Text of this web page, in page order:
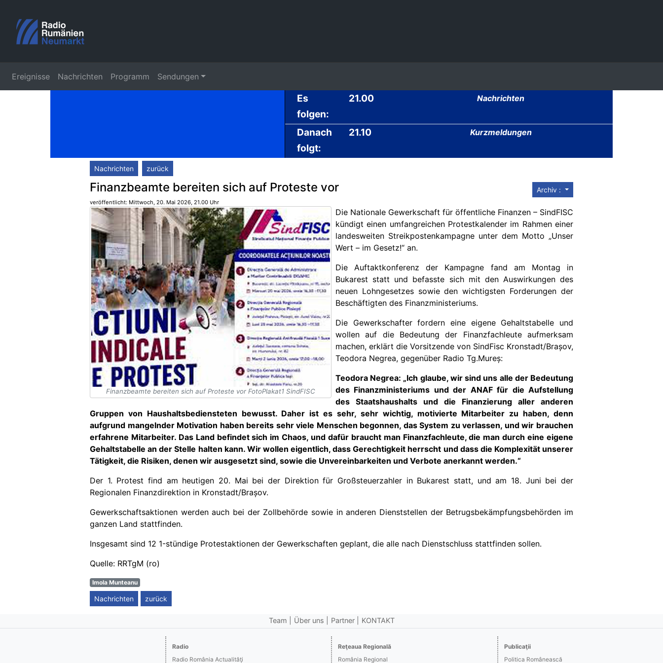
Ereignisse Nachrichten Programm Sendungen
Es
folgen:
21.00 Nachrichten
Danach
folgt:
21.10 Kurzmeldungen
Nachrichten zurück
Archiv :
Finanzbeamte bereiten sich auf Proteste vor
veröffentlicht: Mittwoch, 20. Mai 2026, 21.00 Uhr
Finanzbeamte bereiten sich auf Proteste vor FotoPlakat1 SindFISC
Die Nationale Gewerkschaft für öffentliche Finanzen – SindFISC
kündigt einen umfangreichen Protestkalender im Rahmen einer
landesweiten Streikpostenkampagne unter dem Motto „Unser
Wert – im Gesetz!“ an.
Die Auftaktkonferenz der Kampagne fand am Montag in
Bukarest statt und befasste sich mit den Auswirkungen des
neuen Lohngesetzes sowie den wichtigsten Forderungen der
Beschäftigten des Finanzministeriums.
Die Gewerkschafter fordern eine eigene Gehaltstabelle und
wollen auf die Bedeutung der Finanzfachleute aufmerksam
machen, erklärt die Vorsitzende von SindFisc Kronstadt/Brașov,
Teodora Negrea, gegenüber Radio Tg.Mureș:
Teodora Negrea: „Ich glaube, wir sind uns alle der Bedeutung
des Finanzministeriums und der ANAF für die Aufstellung
des Staatshaushalts und die Finanzierung aller anderen
Gruppen von Haushaltsbediensteten bewusst. Daher ist es sehr, sehr wichtig, motivierte Mitarbeiter zu haben, denn
aufgrund mangelnder Motivation haben bereits sehr viele Menschen begonnen, das System zu verlassen, und wir brauchen
erfahrene Mitarbeiter. Das Land befindet sich im Chaos, und dafür braucht man Finanzfachleute, die man durch eine eigene
Gehaltstabelle an der Stelle halten kann. Wir wollen eigentlich, dass Gerechtigkeit herrscht und dass die Komplexität unserer
Tätigkeit, die Risiken, denen wir ausgesetzt sind, sowie die Unvereinbarkeiten und Verbote anerkannt werden.“
Der 1. Protest find am heutigen 20. Mai bei der Direktion für Großsteuerzahler in Bukarest statt, und am 18. Juni bei der
Regionalen Finanzdirektion in Kronstadt/Brașov.
Gewerkschaftsaktionen werden auch bei der Zollbehörde sowie in anderen Dienststellen der Betrugsbekämpfungsbehörden im
ganzen Land stattfinden.
Insgesamt sind 12 1-stündige Protestaktionen der Gewerkschaften geplant, die alle nach Dienstschluss stattfinden sollen.
Quelle: RRTgM (ro)
Imola Munteanu
Nachrichten zurück
Team Über uns Partner KONTAKT
Radio
Radio România Actualităţi
Reţeaua Regională
România Regional
Publicaţii
Politica Românească